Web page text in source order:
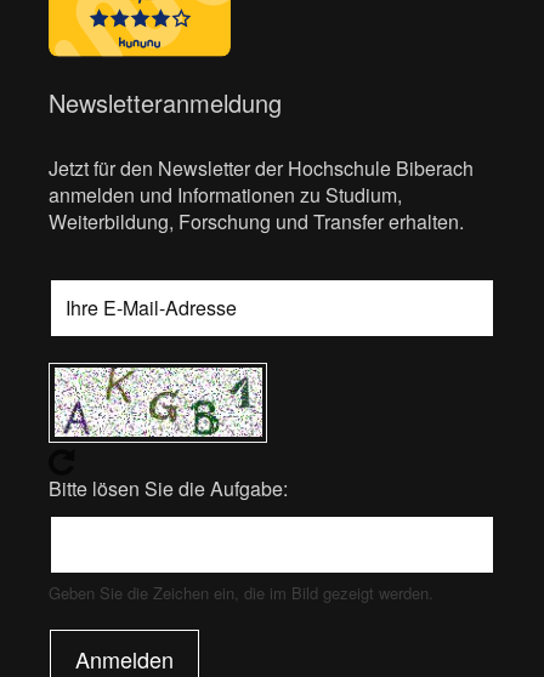
Newsletteranmeldung
Jetzt für den Newsletter der Hochschule Biberach
anmelden und Informationen zu Studium,
Weiterbildung, Forschung und Transfer erhalten.
Bitte lösen Sie die Aufgabe:
Geben Sie die Zeichen ein, die im Bild gezeigt werden.
Anmelden